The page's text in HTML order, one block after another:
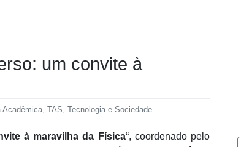
um convite à
Acadêmica, TAS, Tecnologia e Sociedade
à maravilha da Física“, coordenado pelo